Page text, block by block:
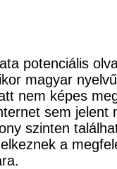
potenciális
magyar
nem képes
sem jelent
szinten
a